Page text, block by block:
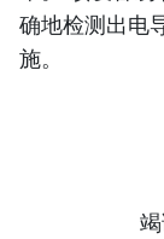
确地检测出电
施。